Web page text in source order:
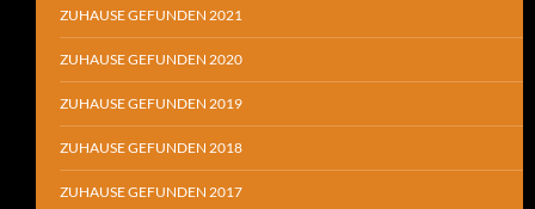
ZUHAUSE GEFUNDEN 2021
ZUHAUSE GEFUNDEN 2020
ZUHAUSE GEFUNDEN 2019
ZUHAUSE GEFUNDEN 2018
ZUHAUSE GEFUNDEN 2017